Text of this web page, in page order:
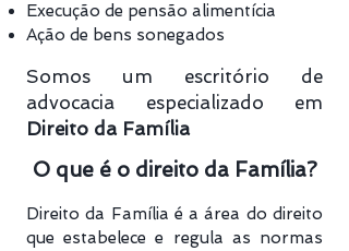
Execução de pensão alimentícia
Ação de bens sonegados
Somos um escritório de
advocacia especializado em
Direito da Família
O que é o direito da Família?
Direito da Família é a área do direito
que estabelece e regula as normas